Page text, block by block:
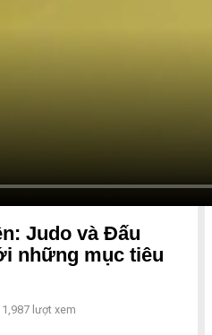
Judo và Đấu
những mục tiêu
1,987 lượt xem